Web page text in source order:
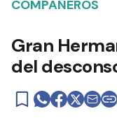
COMPAÑEROS
Gran
del